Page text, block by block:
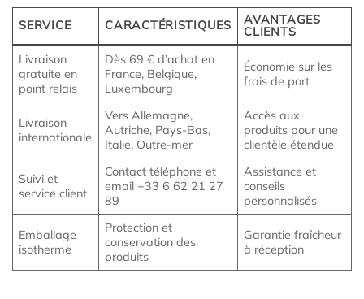
SERVICE CARACTÉRISTIQUES
AVANTAGES
CLIENTS
Livraison
gratuite en
point relais
Dès 69 € d’achat en
France, Belgique,
Luxembourg
Économie sur les
frais de port
Livraison
internationale
Vers Allemagne,
Autriche, Pays-Bas,
Italie, Outre-mer
Accès aux
produits pour une
clientèle étendue
Suivi et
service client
Contact téléphone et
email +33 6 62 21 27
89
Assistance et
conseils
personnalisés
Emballage
isotherme
Protection et
conservation des
produits
Garantie fraîcheur
à réception